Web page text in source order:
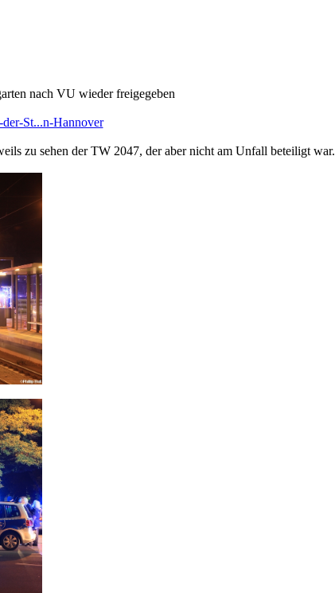
nach VU wieder freigegeben
St...n-Hannover
zu sehen der TW 2047, der aber nicht am Unfall beteiligt war.